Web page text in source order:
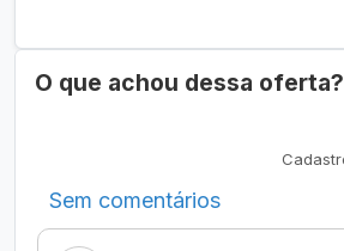
O que achou dessa oferta?